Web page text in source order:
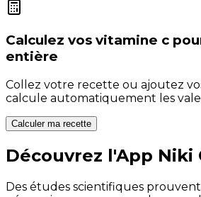
Calculez vos vitamine c
entière
Collez votre recette ou ajoutez
calcule automatiquement les
Calculer ma recette
Découvrez l'App Niki
Des études scientifiques